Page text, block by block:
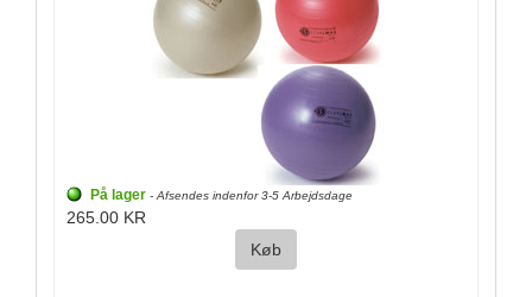
På lager - Afsendes indenfor 3-5 Arbejdsdage
265.00 KR
Køb